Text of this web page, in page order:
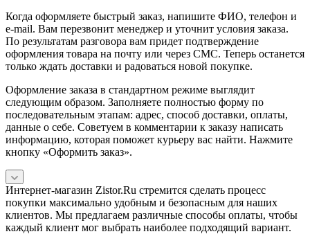
Когда оформляете быстрый заказ, напишите ФИО, телефон и
e-mail. Вам перезвонит менеджер и уточнит условия заказа.
По результатам разговора вам придет подтверждение
оформления товара на почту или через СМС. Теперь останется
только ждать доставки и радоваться новой покупке.
Оформление заказа в стандартном режиме выглядит
следующим образом. Заполняете полностью форму по
последовательным этапам: адрес, способ доставки, оплаты,
данные о себе. Советуем в комментарии к заказу написать
информацию, которая поможет курьеру вас найти. Нажмите
кнопку «Оформить заказ».
Интернет-магазин Zistor.Ru стремится сделать процесс
покупки максимально удобным и безопасным для наших
клиентов. Мы предлагаем различные способы оплаты, чтобы
каждый клиент мог выбрать наиболее подходящий вариант.